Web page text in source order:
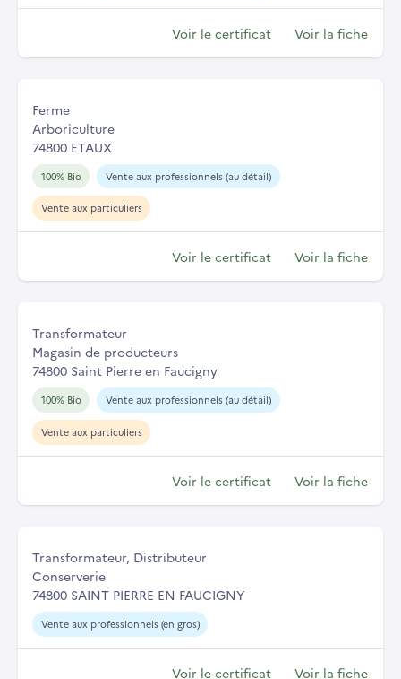
Voir le certificat Voir la fiche
Ferme
Arboriculture
74800 ETAUX
100% Bio Vente aux professionnels (au détail)
Vente aux particuliers
Voir le certificat Voir la fiche
Transformateur
Magasin de producteurs
74800 Saint Pierre en Faucigny
100% Bio Vente aux professionnels (au détail)
Vente aux particuliers
Voir le certificat Voir la fiche
Transformateur, Distributeur
Conserverie
74800 SAINT PIERRE EN FAUCIGNY
Vente aux professionnels (en gros)
Voir le certificat Voir la fiche